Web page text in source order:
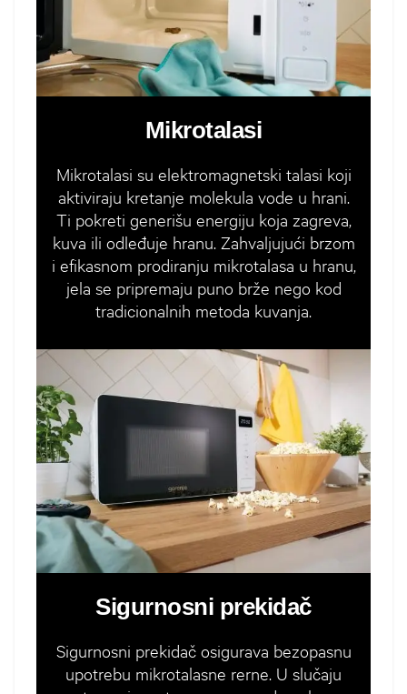
Mikrotalasi
Mikrotalasi su elektromagnetski talasi koji
aktiviraju kretanje molekula vode u hrani.
Ti pokreti generišu energiju koja zagreva,
kuva ili odleđuje hranu. Zahvaljujući brzom
i efikasnom prodiranju mikrotalasa u hranu,
jela se pripremaju puno brže nego kod
tradicionalnih metoda kuvanja.
Sigurnosni prekidač
Sigurnosni prekidač osigurava bezopasnu
upotrebu mikrotalasne rerne. U slučaju